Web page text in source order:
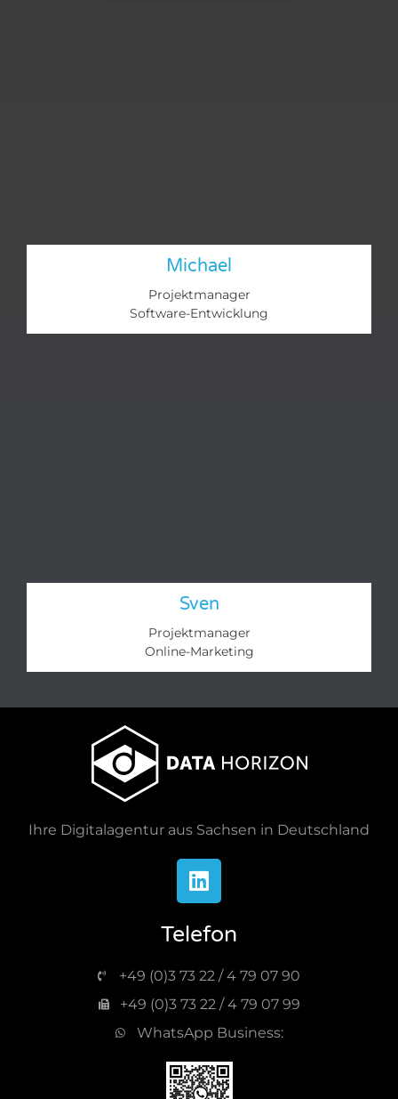
Michael
Projektmanager
Software-Entwicklung
Sven
Projektmanager
Online-Marketing​
Ihre Digitalagentur aus Sachsen in Deutschland
Telefon
+49 (0)3 73 22 / 4 79 07 90
+49 (0)3 73 22 / 4 79 07 99
WhatsApp Business: